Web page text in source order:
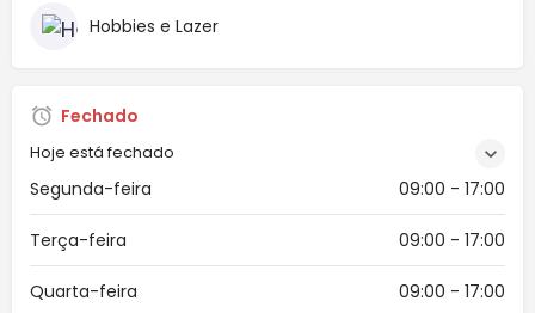
Hobbies e Lazer
Fechado
Hoje está fechado
Segunda-feira 09:00 - 17:00
Terça-feira 09:00 - 17:00
Quarta-feira 09:00 - 17:00